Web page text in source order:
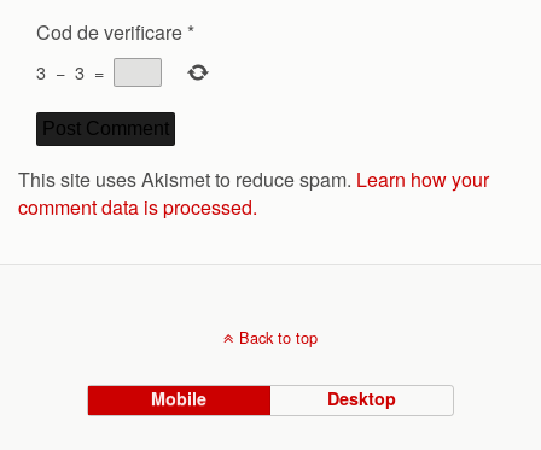
Cod de verificare *
3 − 3 =
This site uses Akismet to reduce spam. Learn how your
comment data is processed.
Back to top
Mobile Desktop